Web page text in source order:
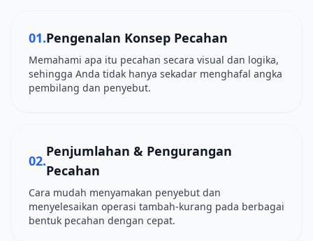
01.Pengenalan Konsep Pecahan
Memahami apa itu pecahan secara visual dan logika,
sehingga Anda tidak hanya sekadar menghafal angka
pembilang dan penyebut.
02.
Penjumlahan & Pengurangan
Pecahan
Cara mudah menyamakan penyebut dan
menyelesaikan operasi tambah-kurang pada berbagai
bentuk pecahan dengan cepat.